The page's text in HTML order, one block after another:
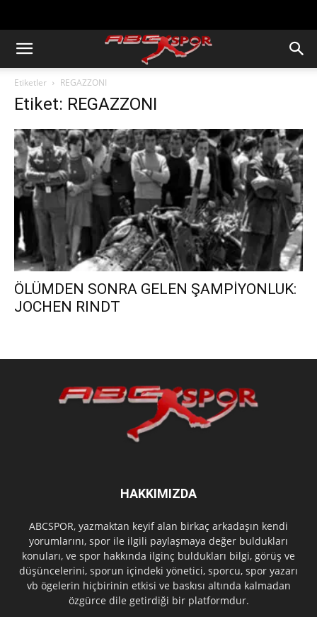
Etiketler REGAZZONI
Etiket: REGAZZONI
ÖLÜMDEN SONRA GELEN ŞAMPİYONLUK:
JOCHEN RINDT
HAKKIMIZDA
ABCSPOR, yazmaktan keyif alan birkaç arkadaşın kendi
yorumlarını, spor ile ilgili paylaşmaya değer buldukları
konuları, ve spor hakkında ilginç buldukları bilgi, görüş ve
düşüncelerini, sporun içindeki yönetici, sporcu, spor yazarı
vb ögelerin hiçbirinin etkisi ve baskısı altında kalmadan
özgürce dile getirdiği bir platformdur.